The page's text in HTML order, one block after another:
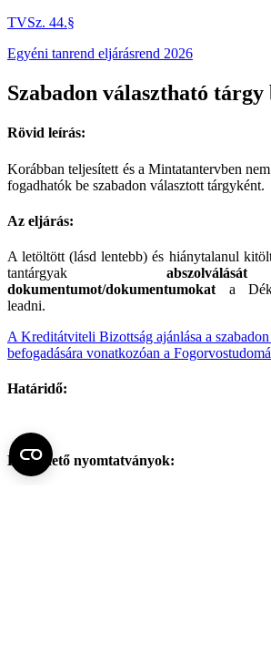
TVSz. 44.§
Egyéni tanrend eljárásrend 2026
Szabadon választható tárgy
Rövid leírás:
Korábban teljesített és a Mintatantervben
fogadhatók be szabadon választott tárgyként.
Az eljárás:
A letöltött (lásd lentebb) és hiánytalanul
tantárgyak
dokumentumot/dokumentumokat a
leadni.
A Kreditátviteli Bizottság ajánlása a
befogadására vonatkozóan a
Határidő:
Letölthető nyomtatványok: